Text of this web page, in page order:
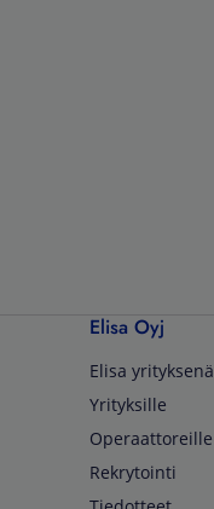
Elisa Oyj
Elisa yrityksenä
Yrityksille
Operaattoreille
Rekrytointi